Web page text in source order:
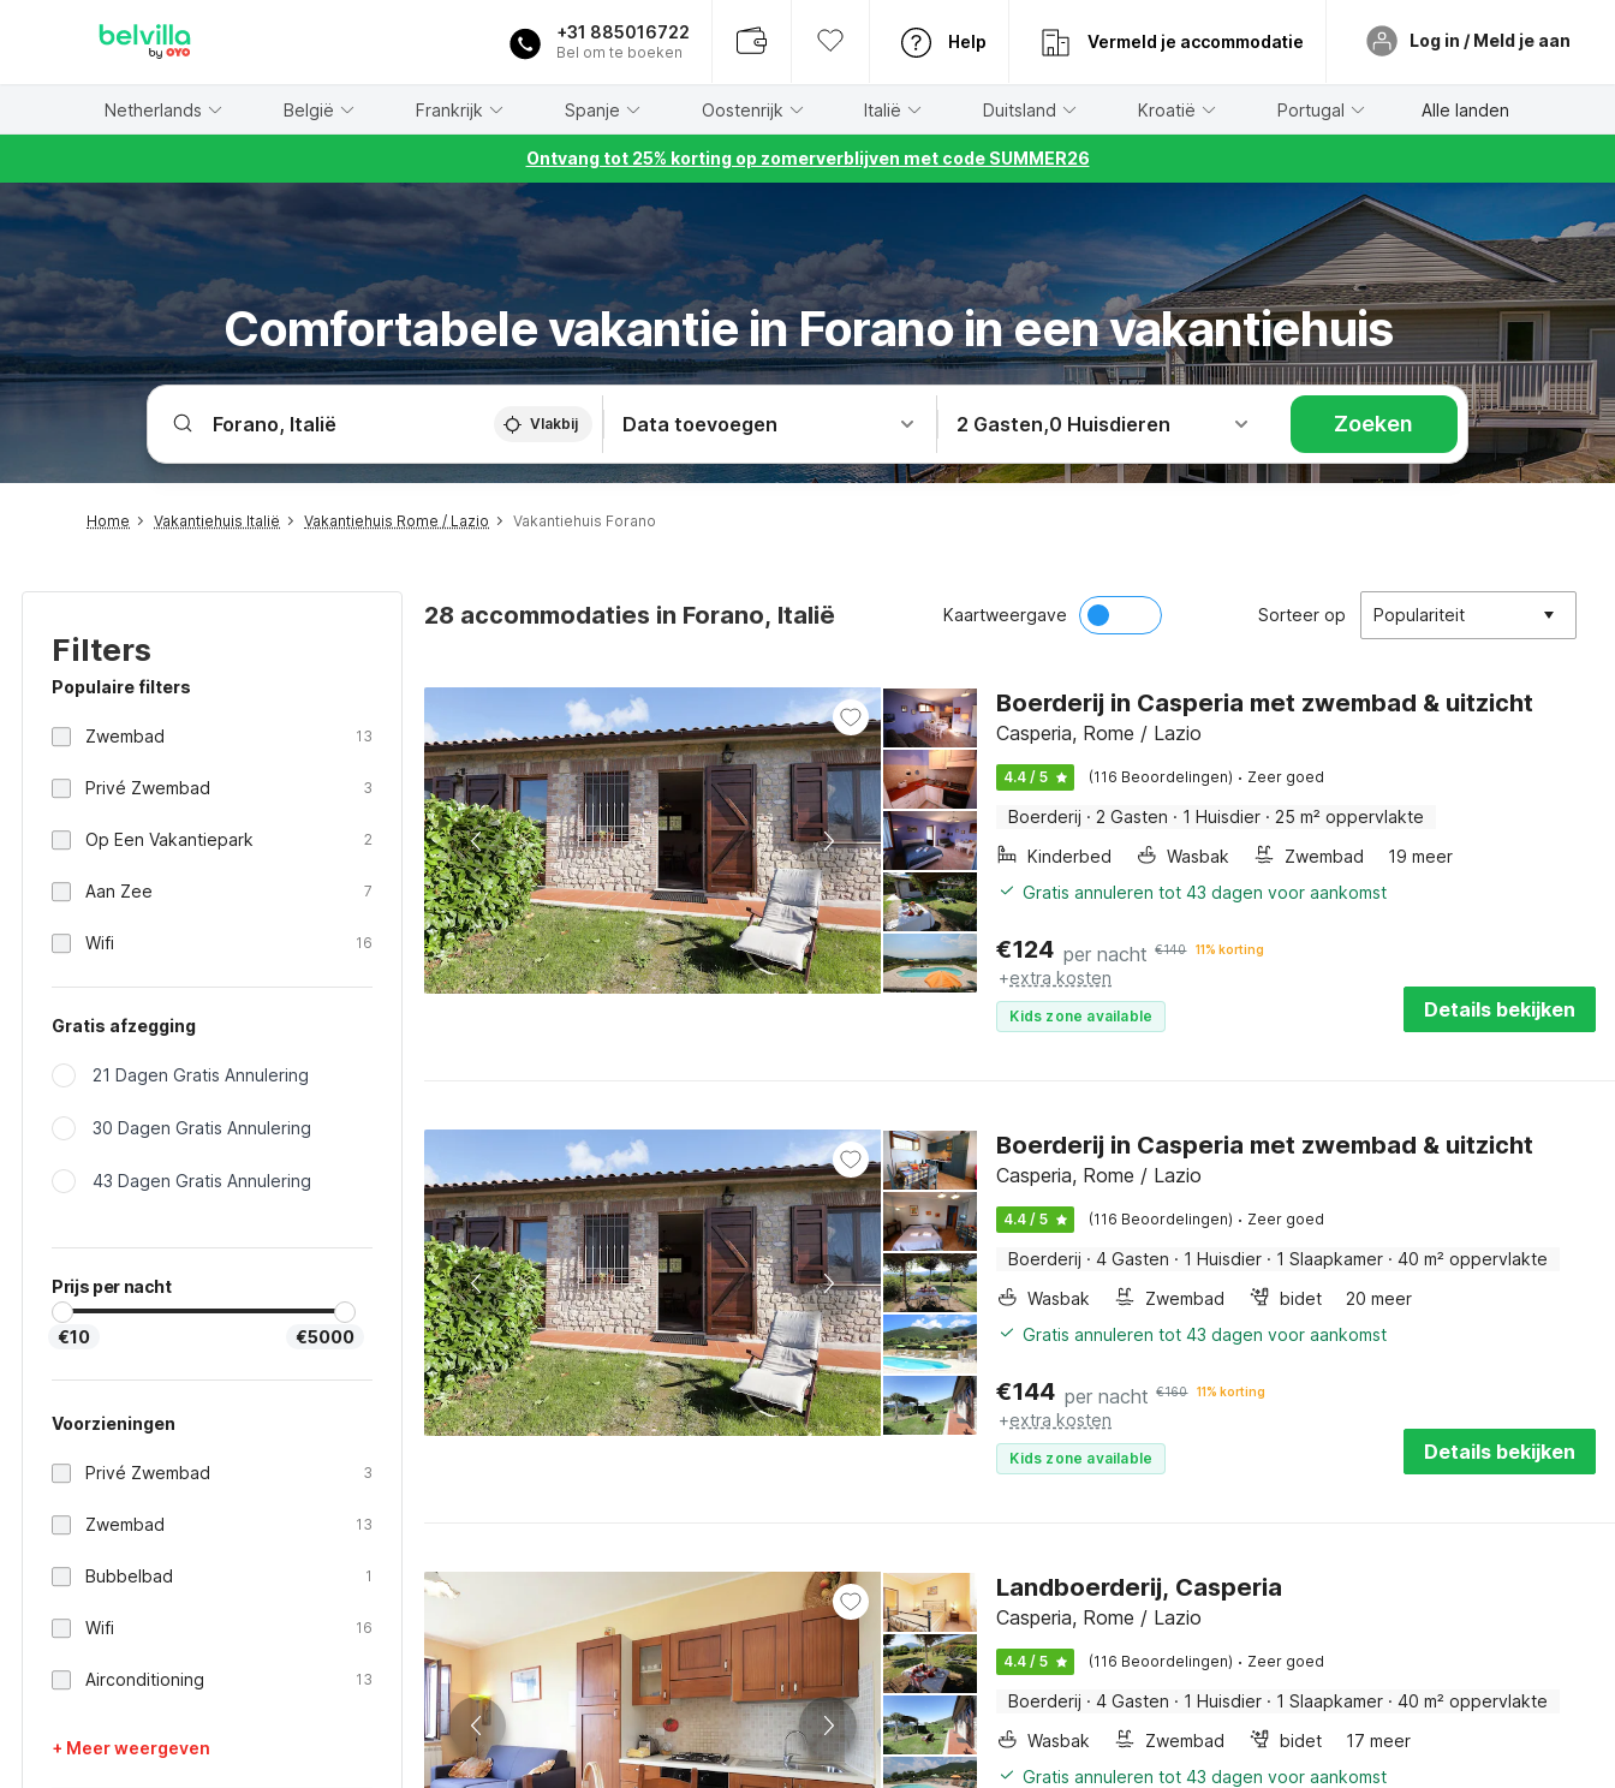
+31 885016722
Bel om te boeken
Help Vermeld je accommodatie Log in / Meld je aan
Netherlands België Frankrijk Spanje Oostenrijk Italië Duitsland Kroatië Portugal Alle landen
Ontvang tot 25% korting op zomerverblijven met code SUMMER26
Comfortabele vakantie in Forano in een vakantiehuis
Vlakbij Data toevoegen 2 Gasten,0 Huisdieren Zoeken
Home Vakantiehuis Italië Vakantiehuis Rome / Lazio Vakantiehuis Forano
Filters
Populaire filters
Zwembad 13
Privé Zwembad 3
Op Een Vakantiepark 2
Aan Zee 7
Wifi 16
Gratis afzegging
21 Dagen Gratis Annulering
30 Dagen Gratis Annulering
43 Dagen Gratis Annulering
Prijs per nacht
€10 €5000
Voorzieningen
Privé Zwembad 3
Zwembad 13
Bubbelbad 1
Wifi 16
Airconditioning 13
+ Meer weergeven
28 accommodaties in Forano, Italië Kaartweergave Sorteer op Populariteit
Boerderij in Casperia met zwembad & uitzicht
Casperia, Rome / Lazio
4.4 / 5 (116 Beoordelingen) · Zeer goed
Boerderij · 2 Gasten · 1 Huisdier · 25 m² oppervlakte
Kinderbed
Wasbak Zwembad
19 meer
Gratis annuleren tot 43 dagen voor aankomst
€124 per nacht €140 11% korting
+extra kosten
Kids zone available Details bekijken
Boerderij in Casperia met zwembad & uitzicht
Casperia, Rome / Lazio
4.4 / 5 (116 Beoordelingen) · Zeer goed
Boerderij · 4 Gasten · 1 Huisdier · 1 Slaapkamer · 40 m² oppervlakte
Wasbak
Zwembad bidet
20 meer
Gratis annuleren tot 43 dagen voor aankomst
€144 per nacht €160 11% korting
+extra kosten
Kids zone available Details bekijken
Landboerderij, Casperia
Casperia, Rome / Lazio
4.4 / 5 (116 Beoordelingen) · Zeer goed
Boerderij · 4 Gasten · 1 Huisdier · 1 Slaapkamer · 40 m² oppervlakte
Wasbak
Zwembad bidet
17 meer
Gratis annuleren tot 43 dagen voor aankomst